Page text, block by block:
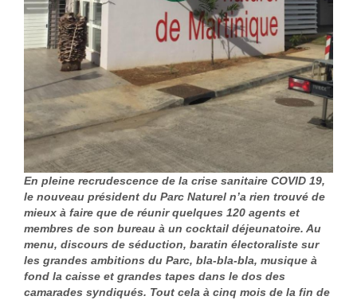
En pleine recrudescence de la crise sanitaire COVID 19,
le nouveau président du Parc Naturel n’a rien trouvé de
mieux à faire que de réunir quelques 120 agents et
membres de son bureau à un cocktail déjeunatoire. Au
menu, discours de séduction, baratin électoraliste sur
les grandes ambitions du Parc, bla-bla-bla, musique à
fond la caisse et grandes tapes dans le dos des
camarades syndiqués. Tout cela à cinq mois de la fin de